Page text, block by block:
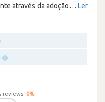
através da adoção… Ler
reviews: 0%